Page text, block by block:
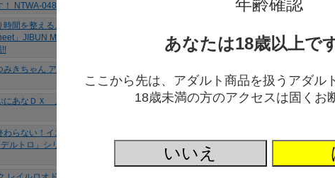
年齢確認
あなたは18歳以上で
ここから先は、アダルト商品を扱うアダル
18歳未満の方のアクセスは固くお
いいえ
g！「液体シリコンおっぱい
可変骨格入り超グラマラス
柔肌ボディ」 MSDST149
性処理メイドのヌキヌキご
奉仕・ソフト（ＣＯＯＬＰ
仕」がソフトになってパワー
アップ!
通常発送
栄